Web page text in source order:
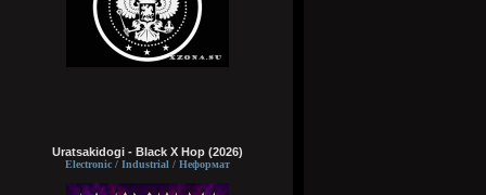
Uratsakidogi - Black X Hop (2026)
Electronic / Industrial / Неформат